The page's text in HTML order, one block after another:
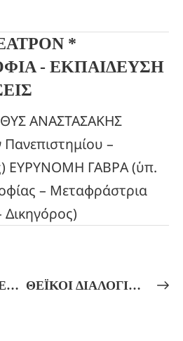
*
- ΕΚΠΑΙΔΕΥΣΗ
ΑΝΑΣΤΑΣΑΚΗΣ
–
ΕΥΡΥΝΟΜΗ ΓΑΒΡΑ (ὑπ.
– Μεταφράστρια
ΜΥΣΤΗΡΙΑΚΗ ΕΡΜΗΝΕΙΑ ΤΩΝ ΠΑΙΓΝΙΩΝ ΤΟΥ ΘΕΟΥ ΔΙΟΝΥΣΟΥ ΚΑΙ ΕΠΙΦΑΝΕΙΩΝ ΤΕΛΕΤΗ! ΘΕΪΚΟΙ ΔΙΑΛΟΓΙΣΜΟΙ – ΕΙΣ ΔΟΞΑΝ ΤΟΥ ΘΕΟΥ ΗΦΑΙΣΤΟΥ! Η ΜΥΗΣΗ ΤΟΥ ΘΑΝΑΤΟΥ ΜΕΣΩ ΤΟΥ ΥΠΝΟΥ!